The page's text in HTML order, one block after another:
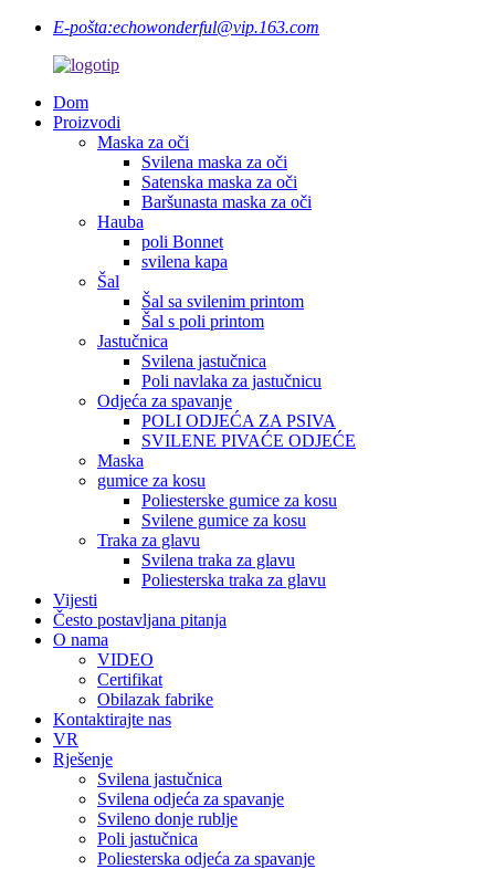
E-pošta:echowonderful@vip.163.com
Dom
Proizvodi
Maska za oči
Svilena maska ​​za oči
Satenska maska ​​za oči
Baršunasta maska ​​za oči
Hauba
poli Bonnet
svilena kapa
Šal
Šal sa svilenim printom
Šal s poli printom
Jastučnica
Svilena jastučnica
Poli navlaka za jastučnicu
Odjeća za spavanje
POLI ODJEĆA ZA PSIVA
SVILENE PIVAĆE ODJEĆE
Maska
gumice za kosu
Poliesterske gumice za kosu
Svilene gumice za kosu
Traka za glavu
Svilena traka za glavu
Poliesterska traka za glavu
Vijesti
Često postavljana pitanja
O nama
VIDEO
Certifikat
Obilazak fabrike
Kontaktirajte nas
VR
Rješenje
Svilena jastučnica
Svilena odjeća za spavanje
Svileno donje rublje
Poli jastučnica
Poliesterska odjeća za spavanje